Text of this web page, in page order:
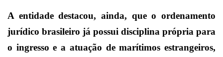
A entidade destacou, ainda, que o ordenamento
jurídico brasileiro já possui disciplina própria para
o ingresso e a atuação de marítimos estrangeiros,